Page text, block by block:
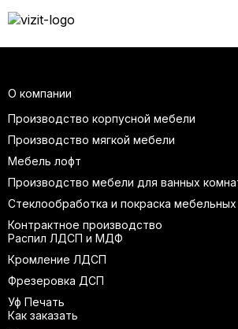
О компании
Производство корпусной мебели
Производство мягкой мебели
Мебель лофт
Производство мебели для ванных
Стеклообработка и покраска
Контрактное производство
Распил ЛДСП и МДФ
Кромление ЛДСП
Фрезеровка ДСП
Уф Печать
Как заказать